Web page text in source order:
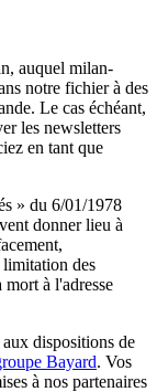
auquel milan-
notre fichier à des
Le cas échéant,
les newsletters
en tant que
» du 6/01/1978
donner lieu à
limitation des
mort à l'adresse
dispositions de
Bayard. Vos
à nos partenaires